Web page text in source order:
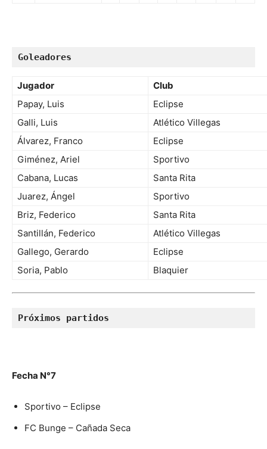
Goleadores
Jugador
Club
Papay, Luis
Eclipse
Galli, Luis
Atlético Villegas
Álvarez, Franco
Eclipse
Giménez, Ariel
Sportivo
Cabana, Lucas
Santa Rita
Juarez, Ángel
Sportivo
Briz, Federico
Santa Rita
Santillán, Federico
Atlético Villegas
Gallego, Gerardo
Eclipse
Soria, Pablo
Blaquier
Próximos partidos
Fecha N°7
Sportivo – Eclipse
FC Bunge – Cañada Seca